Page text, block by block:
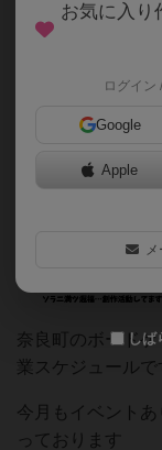
奈良町のボード
業スケジュールで
今月もイベント
っております
お気に入り
ログイン
Google
Apple
し